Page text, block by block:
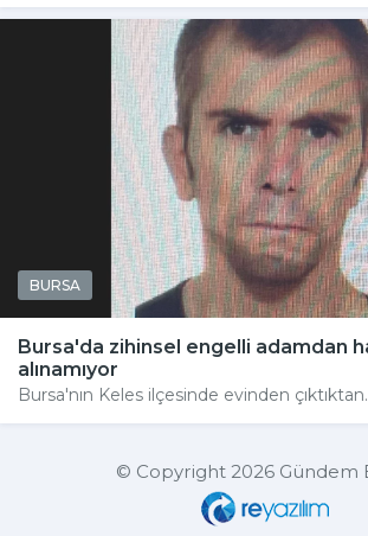
BURSA
Bursa'da zihinsel engelli adamdan
alınamıyor
Bursa'nın Keles ilçesinde evinden
© Copyright 2026 Gündem